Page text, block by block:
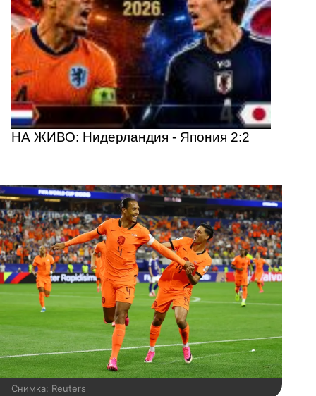
НА ЖИВО: Нидерландия - Япония 2:2
Снимка: Reuters